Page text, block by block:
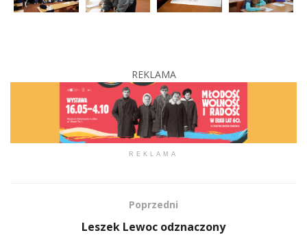
REKLAMA
REKLAMA
Poprzedni
Leszek Lewoc odznaczony